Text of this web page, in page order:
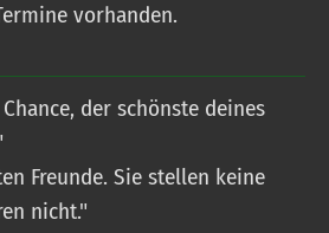
vorhanden.
der schönste deines
Freunde. Sie stellen keine
nicht."